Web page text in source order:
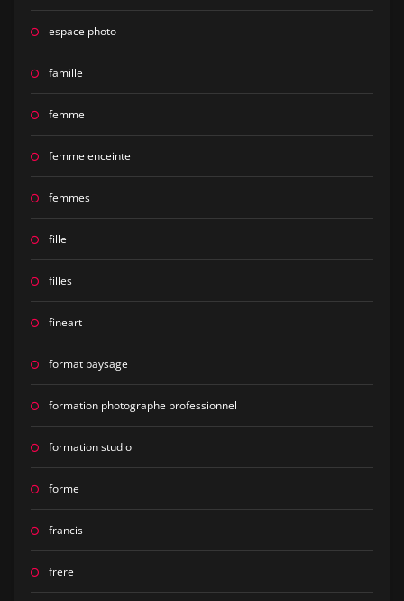
espace photo
famille
femme
femme enceinte
femmes
fille
filles
fineart
format paysage
formation photographe professionnel
formation studio
forme
francis
frere